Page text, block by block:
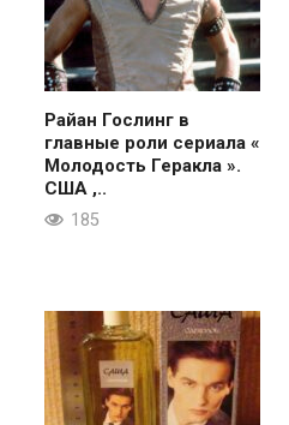
Райан Гослинг в
главные роли сериала «
Молодость Геракла ».
США ,..
185